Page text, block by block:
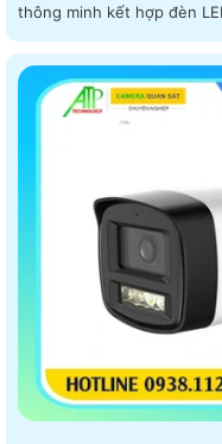
thông minh kết hợp đèn